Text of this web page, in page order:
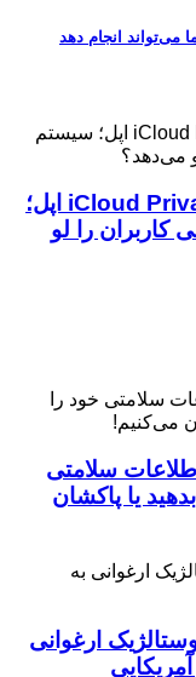
افشای نشت آدرس IP در iCloud Private Relay اپل؛
را لو
سلامتی
یا پاکشان
۲۰۲۷ با رنگ نوستالژیک ارغوانی